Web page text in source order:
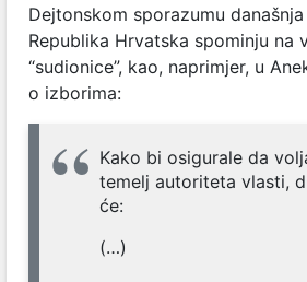
Dejtonskom sporazumu
Republika Hrvatska spominju na
“sudionice”, kao, naprimjer, u
o izborima:
Kako bi osigurale da
temelj autoriteta vlasti,
će:
(…)